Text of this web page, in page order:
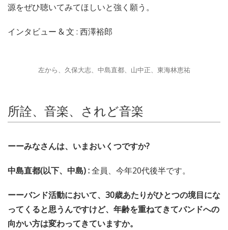
源をぜひ聴いてみてほしいと強く願う。
インタビュー & 文 : 西澤裕郎
左から、久保大志、中島直都、山中正、東海林恵祐
所詮、音楽、されど音楽
ーーみなさんは、いまおいくつですか?
中島直都(以下、中島) :全員、今年20代後半です。
ーーバンド活動において、30歳あたりがひとつの境目にな
ってくると思うんですけど、年齢を重ねてきてバンドへの
向かい方は変わってきていますか。